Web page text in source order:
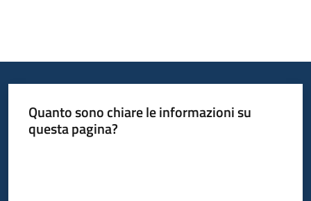
Quanto sono chiare le informazioni su
questa pagina?